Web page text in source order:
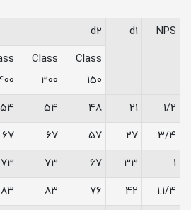
NPS
d1
d2
Class
150
Class
300
1/2
21
48
54
54
3/4
27
57
67
67
1
33
67
73
73
1.1/4
42
76
83
83